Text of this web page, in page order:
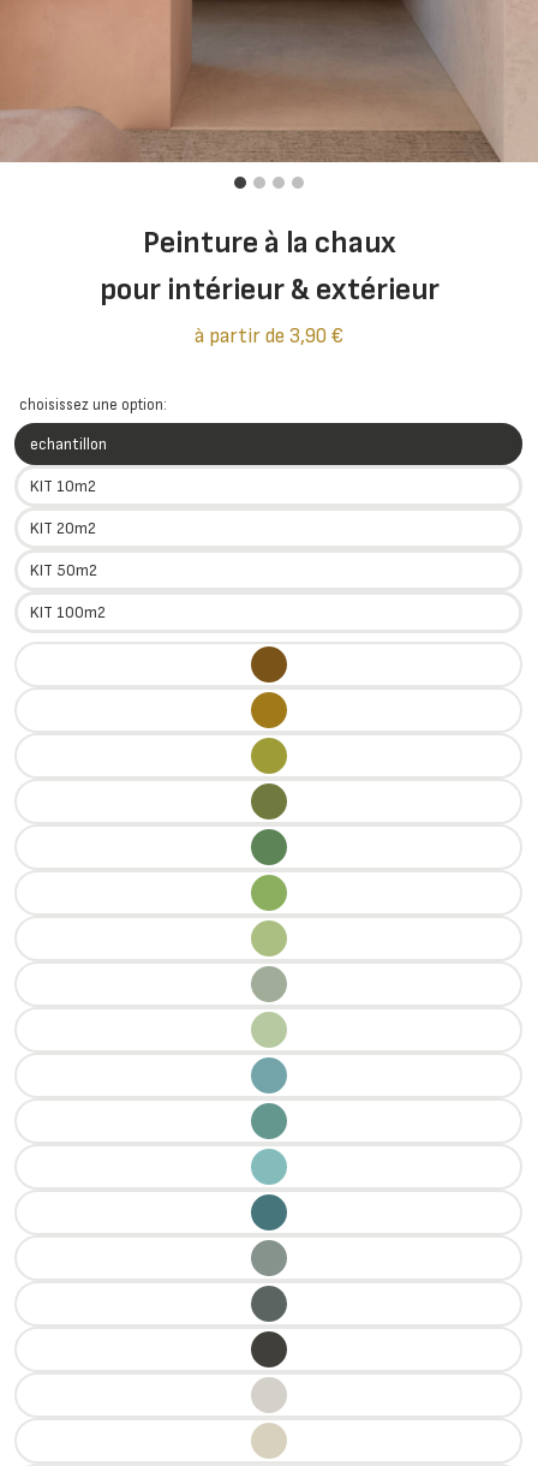
Peinture à la chaux
pour intérieur & extérieur
à partir de3,90€
choisissez une option:
echantillon
KIT 10m2
KIT 20m2
KIT 50m2
KIT 100m2